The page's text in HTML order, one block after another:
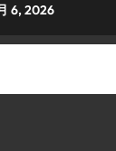
6, 2026